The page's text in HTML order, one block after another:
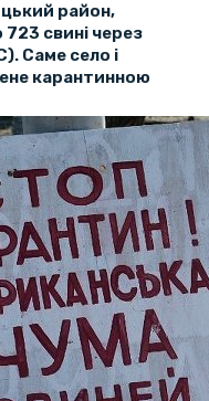
район,
свині через
Саме село і
карантинною